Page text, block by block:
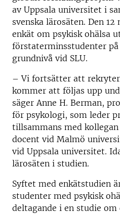
av Uppsala universitet i
svenska lärosäten. Den 12
enkät om psykisk ohälsa
förstaterminsstudenter
grundnivå vid SLU.
– Vi fortsätter att
kommer att följas upp
säger Anne H. Berman,
för psykologi, som leder
tillsammans med kollegan
docent vid Malmö
vid Uppsala universitet.
lärosäten i studien.
Syftet med enkätstudien
studenter med psykisk
deltagande i en studie